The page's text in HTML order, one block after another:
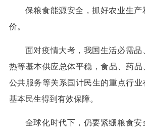
保粮食能源安全，抓好农业生
价。
面对疫情大考，我国生活必需
热等基本供应总体平稳，食品、药
公共服务等关系国计民生的重点行业
基本民生得到有效保障。
全球化时代下，仍要紧绷粮食安